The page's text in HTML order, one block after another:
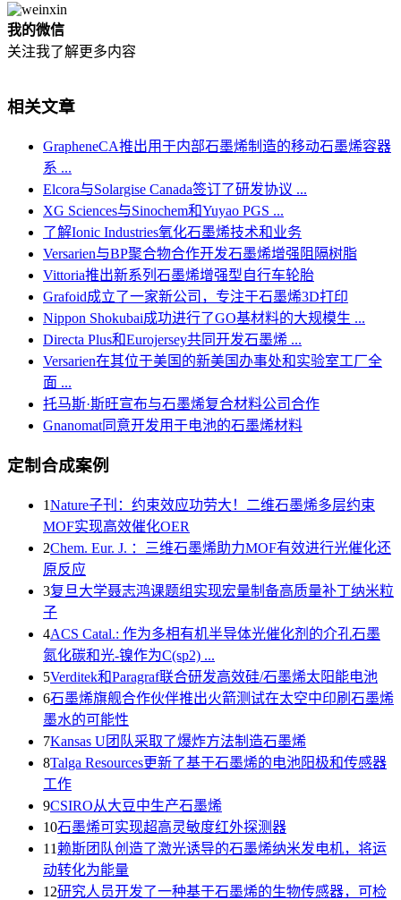
我的微信
关注我了解更多内容
相关文章
GrapheneCA推出用于内部石墨烯制造的移动石墨烯容器
系 ...
Elcora与Solargise Canada签订了研发协议 ...
XG Sciences与Sinochem和Yuyao PGS ...
了解Ionic Industries氧化石墨烯技术和业务
Versarien与BP聚合物合作开发石墨烯增强阻隔树脂
Vittoria推出新系列石墨烯增强型自行车轮胎
Grafoid成立了一家新公司，专注于石墨烯3D打印
Nippon Shokubai成功进行了GO基材料的大规模生 ...
Directa Plus和Eurojersey共同开发石墨烯 ...
Versarien在其位于美国的新美国办事处和实验室工厂全
面 ...
托马斯·斯旺宣布与石墨烯复合材料公司合作
Gnanomat同意开发用于电池的石墨烯材料
定制合成案例
1Nature子刊：约束效应功劳大！二维石墨烯多层约束
MOF实现高效催化OER
2Chem. Eur. J. ：三维石墨烯助力MOF有效进行光催化还
原反应
3复旦大学聂志鸿课题组实现宏量制备高质量补丁纳米粒
子
4ACS Catal.: 作为多相有机半导体光催化剂的介孔石墨
氮化碳和光-镍作为C(sp2) ...
5Verditek和Paragraf联合研发高效硅/石墨烯太阳能电池
6石墨烯旗舰合作伙伴推出火箭测试在太空中印刷石墨烯
墨水的可能性
7Kansas U团队采取了爆炸方法制造石墨烯
8Talga Resources更新了基于石墨烯的电池阳极和传感器
工作
9CSIRO从大豆中生产石墨烯
10石墨烯可实现超高灵敏度红外探测器
11赖斯团队创造了激光诱导的石墨烯纳米发电机，将运
动转化为能量
12研究人员开发了一种基于石墨烯的生物传感器，可检